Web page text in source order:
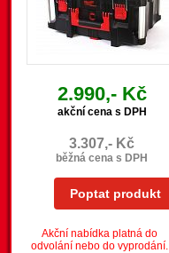
2.990,- Kč
akční cena s DPH
3.307,- Kč
běžná cena s DPH
Poptat produkt
Akční nabídka platná do
odvolání nebo do vyprodání.